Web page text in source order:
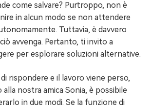
come salvare? Purtroppo, non è
in alcun modo se non attendere
Tuttavia, è davvero
avvenga. Pertanto, ti invito a
per esplorare soluzioni alternative.
rispondere e il lavoro viene perso,
alla nostra amica Sonia, è possibile
in due modi. Se la funzione di